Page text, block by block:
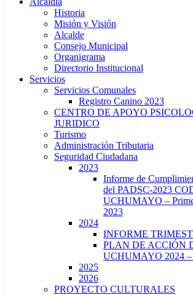
Historia
Misión y Visión
Alcalde
Consejo Municipal
Organigrama
Directorio Institucional
Servicios
Servicios Comunales
Registro Canino 2023
CENTRO DE APOYO
JURIDICO
Turismo
Administración Tributaria
Seguridad Ciudadana
2023
Informe de
del PADSC-2023
UCHUMAYO –
2023
2024
INFORME
PLAN DE ACCIÓN
UCHUMAYO 2024 –
2025
2026
PROYECTO CULTURALES